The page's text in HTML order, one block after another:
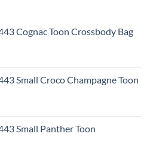
Cognac Toon Crossbody Bag
Small Croco Champagne Toon
Small Panther Toon